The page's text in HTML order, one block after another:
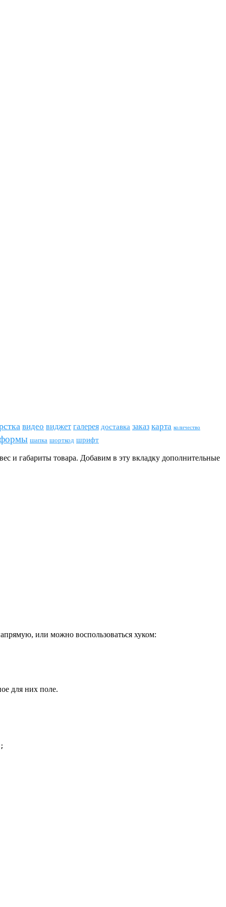
видео виджет галерея доставка заказ карта количество
шапка шорткод шрифт
и габариты товара. Добавим в эту вкладку дополнительные
или можно воспользоваться хуком:
для них поле.